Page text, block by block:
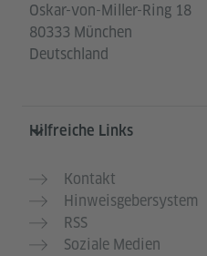
Oskar-von-Miller-Ring 18
80333 München
Deutschland
Hilfreiche Links
Kontakt
Hinweisgebersystem
RSS
Soziale Medien